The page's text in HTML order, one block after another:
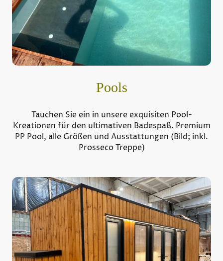
Pools
Tauchen Sie ein in unsere exquisiten Pool-
Kreationen für den ultimativen Badespaß. Premium
PP Pool, alle Größen und Ausstattungen (Bild; inkl.
Prosseco Treppe)